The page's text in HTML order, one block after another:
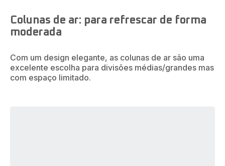
Colunas de ar: para refrescar de forma
moderada
Com um design elegante, as colunas de ar são uma
excelente escolha para divisões médias/grandes mas
com espaço limitado.